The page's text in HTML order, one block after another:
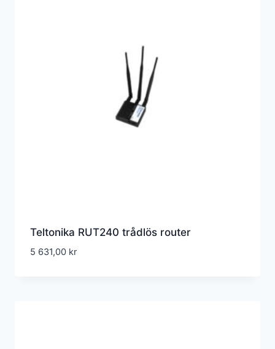
Teltonika RUT240 trådlös router
5 631,00 kr